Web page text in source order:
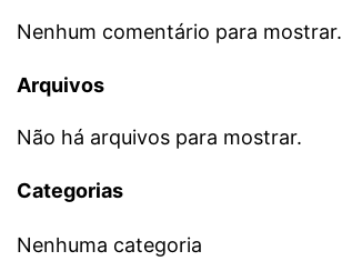
Nenhum comentário para mostrar.
Arquivos
Não há arquivos para mostrar.
Categorias
Nenhuma categoria